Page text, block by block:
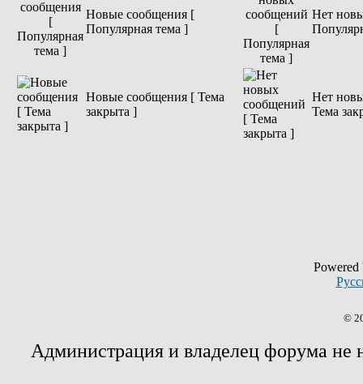
Новые сообщения [
Популярная тема ]
Нет
Новые сообщения [ Тема
закрыта ]
Нет
Тема
©
Администрация и владелец форума не